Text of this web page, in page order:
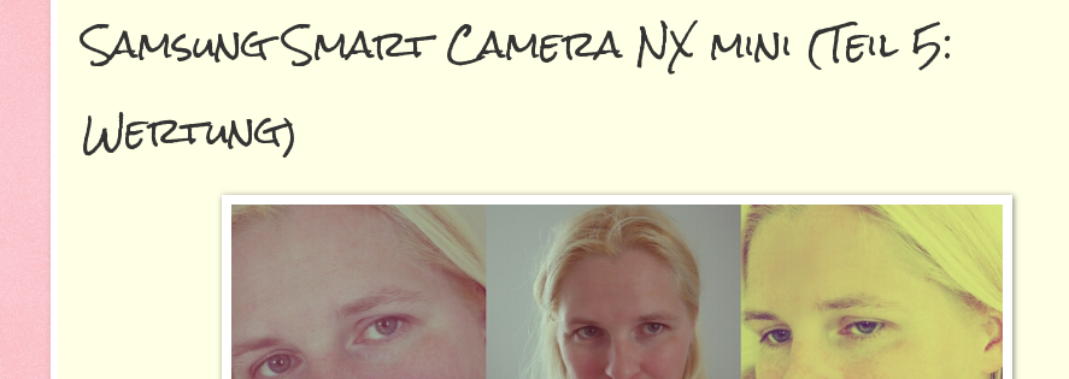
Samsung Smart Camera NX mini (Teil 5:
Wertung)